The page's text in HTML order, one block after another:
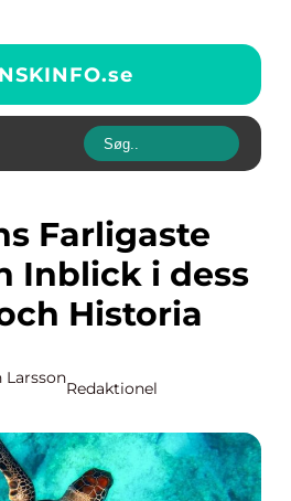
se
Inblick i dess
Historia
Larsson
Redaktionel